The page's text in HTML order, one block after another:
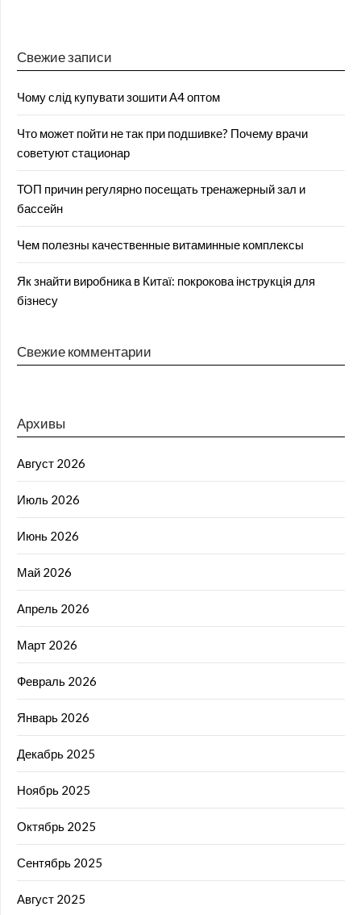
Свежие записи
Чому слід купувати зошити А4 оптом
Что может пойти не так при подшивке? Почему врачи
советуют стационар
ТОП причин регулярно посещать тренажерный зал и
бассейн
Чем полезны качественные витаминные комплексы
Як знайти виробника в Китаї: покрокова інструкція для
бізнесу
Свежие комментарии
Архивы
Август 2026
Июль 2026
Июнь 2026
Май 2026
Апрель 2026
Март 2026
Февраль 2026
Январь 2026
Декабрь 2025
Ноябрь 2025
Октябрь 2025
Сентябрь 2025
Август 2025